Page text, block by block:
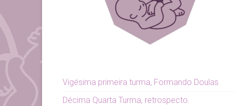
Vigésima primeira turma, Formando Doulas
Décima Quarta Turma, retrospecto.